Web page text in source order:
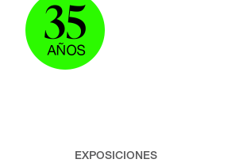
EXPOSICIONES